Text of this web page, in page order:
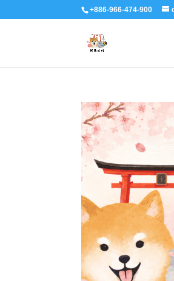
+886-966-474-900